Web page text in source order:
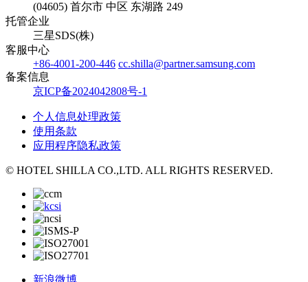
(04605) 首尔市 中区 东湖路 249
托管企业
三星SDS(株)
客服中心
+86-4001-200-446 cc.shilla@partner.samsung.com
备案信息
京ICP备2024042808号-1
个人信息处理政策
使用条款
应用程序隐私政策
© HOTEL SHILLA CO.,LTD. ALL RIGHTS RESERVED.